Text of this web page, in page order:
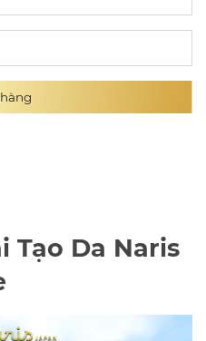
Tạo Da Naris